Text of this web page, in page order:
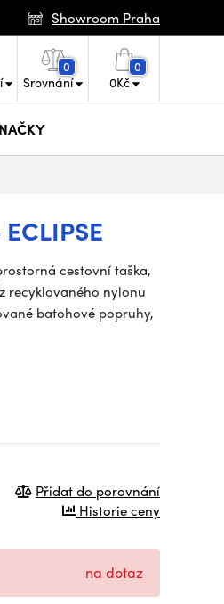
Showroom Praha
0
Srovnání
0
0Kč
cestovní taška,
recyklovaného nylonu
batohové popruhy,
Přidat do porovnání
Historie ceny
na dotaz